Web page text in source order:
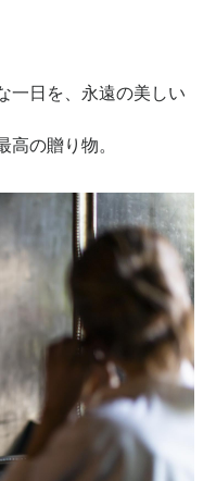
一日を、永遠の美しい
高の贈り物。